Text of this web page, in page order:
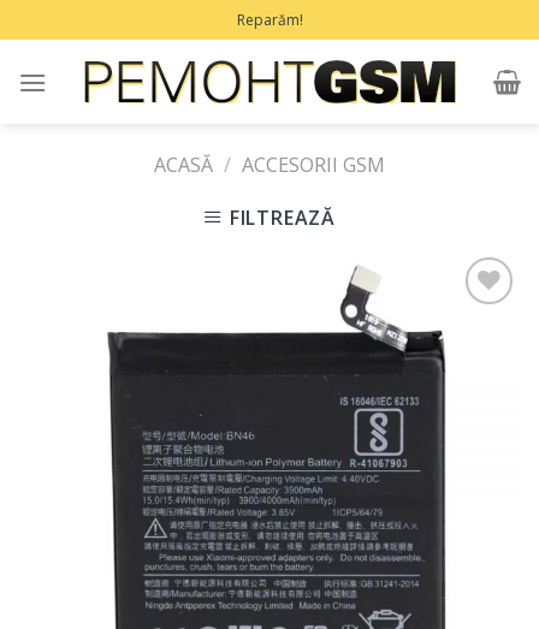
la
conținut
Reparăm!
ACASĂ / ACCESORII GSM
FILTREAZĂ
Favorite